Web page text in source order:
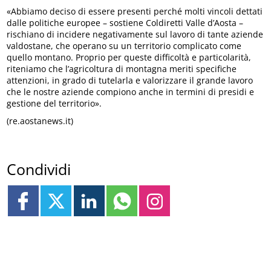
«Abbiamo deciso di essere presenti perché molti vincoli dettati
dalle politiche europee – sostiene Coldiretti Valle d’Aosta –
rischiano di incidere negativamente sul lavoro di tante aziende
valdostane, che operano su un territorio complicato come
quello montano. Proprio per queste difficoltà e particolarità,
riteniamo che l’agricoltura di montagna meriti specifiche
attenzioni, in grado di tutelarla e valorizzare il grande lavoro
che le nostre aziende compiono anche in termini di presidi e
gestione del territorio».
(re.aostanews.it)
Condividi